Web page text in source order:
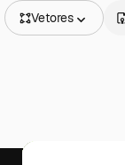
Vetores
Vídeos